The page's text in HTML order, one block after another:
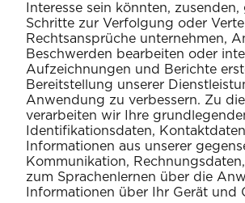
Interesse sein könnten,
Schritte zur Verfolgung oder
Rechtsansprüche unternehmen,
Beschwerden bearbeiten oder
Aufzeichnungen und Berichte
Bereitstellung unserer
Anwendung zu verbessern. Zu
verarbeiten wir Ihre
Identifikationsdaten,
Informationen aus unserer
Kommunikation,
zum Sprachenlernen über die
Informationen über Ihr Gerät und